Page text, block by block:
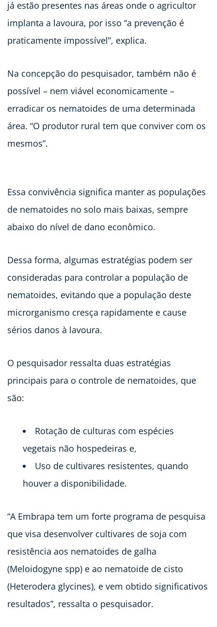
já estão presentes nas áreas onde o agricultor
implanta a lavoura, por isso “a prevenção é
praticamente impossível”, explica.
Na concepção do pesquisador, também não é
possível – nem viável economicamente –
erradicar os nematoides de uma determinada
área. “O produtor rural tem que conviver com os
mesmos”.
Essa convivência significa manter as populações
de nematoides no solo mais baixas, sempre
abaixo do nível de dano econômico.
Dessa forma, algumas estratégias podem ser
consideradas para controlar a população de
nematoides, evitando que a população deste
microrganismo cresça rapidamente e cause
sérios danos à lavoura.
O pesquisador ressalta duas estratégias
principais para o controle de nematoides, que
são:
Rotação de culturas com espécies
vegetais não hospedeiras e,
Uso de cultivares resistentes, quando
houver a disponibilidade.
“A Embrapa tem um forte programa de pesquisa
que visa desenvolver cultivares de soja com
resistência aos nematoides de galha
(Meloidogyne spp) e ao nematoide de cisto
(Heterodera glycines), e vem obtido significativos
resultados”, ressalta o pesquisador.